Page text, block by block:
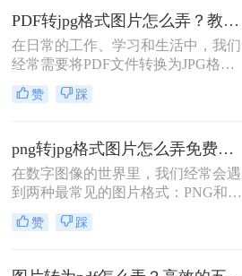
掌握的基本技能。PDF格式具有跨平
台兼容性好、文件体积相对较小、易
于分享等优点，因此成为文档处理的
首选格式。本文将详细介绍5种实用
的图片转PDF方法，帮助您快速解决
转换需求。
PDF转jpg格式图片怎么弄？教你3招简便的转换方法！
在日常的工作、学习和生活中，我们
经常需要将PDF文件转换为JPG格式
的图片，以便于在网页、社交媒体或
其他平台上更便捷地分享和查看。那
将详细介绍几种将PDF转换为JPG格
式图片的方法，帮助您轻松完成转换
任务。
赞 踩
png转jpg格式图片怎么弄免费？2025最新方法详解！
在数字图像的世界里，我们经常会遇
到两种最常见的图片格式：PNG和
JPG。PNG以其无损压缩和支持透明
背景的特性，深受设计师和需要高保
效的压缩能力，在保证可接受画质的
赞 踩